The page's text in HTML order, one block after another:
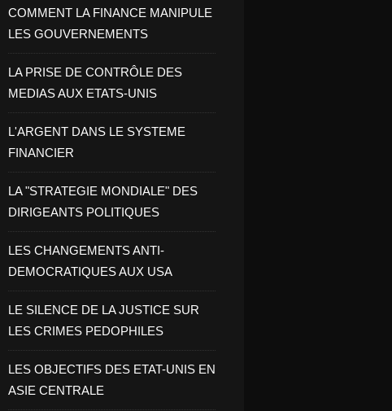
COMMENT LA FINANCE MANIPULE
LES GOUVERNEMENTS
LA PRISE DE CONTRÔLE DES
MEDIAS AUX ETATS-UNIS
L'ARGENT DANS LE SYSTEME
FINANCIER
LA "STRATEGIE MONDIALE" DES
DIRIGEANTS POLITIQUES
LES CHANGEMENTS ANTI-
DEMOCRATIQUES AUX USA
LE SILENCE DE LA JUSTICE SUR
LES CRIMES PEDOPHILES
LES OBJECTIFS DES ETAT-UNIS EN
ASIE CENTRALE